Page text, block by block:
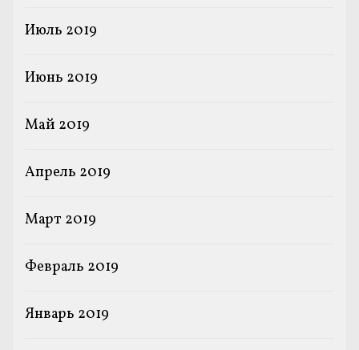
Июль 2019
Июнь 2019
Май 2019
Апрель 2019
Март 2019
Февраль 2019
Январь 2019